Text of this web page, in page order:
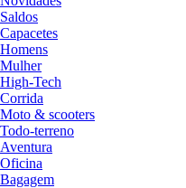
Saldos
Capacetes
Homens
Mulher
High-Tech
Corrida
Moto & scooters
Todo-terreno
Aventura
Oficina
Bagagem